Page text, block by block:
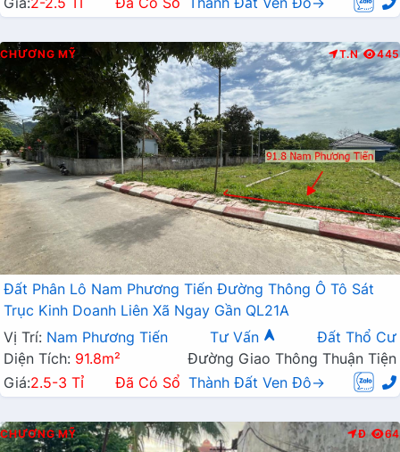
CHƯƠNG MỸ T.N 445
Đất Phân Lô Nam Phương Tiến Đường Thông Ô Tô Sát
Trục Kinh Doanh Liên Xã Ngay Gần QL21A
Vị Trí: Nam Phương Tiến Tư Vấn
Đất Thổ Cư
Diện Tích: 91.8m²
Đường Giao Thông Thuận Tiện
Giá:2.5-3 Tỉ Đã Có Sổ Thành Đất Ven Đô→
CHƯƠNG MỸ Đ 64